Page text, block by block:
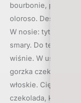
bourbonie, potem
oloroso.
W nosie: tytoń,
smary. Do tego
wiśnie. W ustach
gorzka czekolada,
włoskie. Ciężki i
czekolada, kakao,